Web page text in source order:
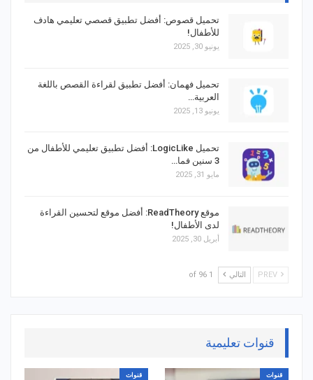
تحميل قصوص: أفضل تطبيق قصصي تعليمي هادف
للأطفال!
يونيو 30, 2025
تحميل فهمان: أفضل تطبيق لقراءة القصص باللغة
العربية…
يونيو 13, 2025
تحميل LogicLike: أفضل تطبيق تعليمي للأطفال من
3 سنين فما…
مايو 31, 2025
موقع ReadTheory: أفضل موقع لتحسين القراءة
لدى الأطفال!
أبريل 30, 2025
التالي 1 of 96
قنوات تعليمية
قنوات قنوات